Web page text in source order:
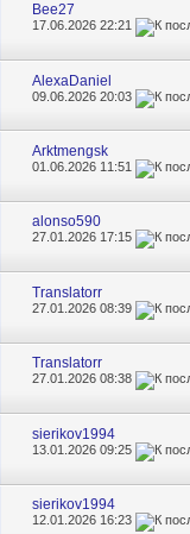
Bee27
17.06.202622:21
AlexaDaniel
09.06.202620:03
Аrktmengsk
01.06.2026 11:51
alonso590
27.01.202617:15
Translatorr
27.01.202608:39
Translatorr
27.01.202608:38
sierikov1994
13.01.202609:25
sierikov1994
12.01.2026 16:23